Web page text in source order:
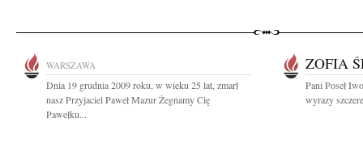
WARSZAWA
Dnia 19 grudnia 2009 roku, w wieku 25 lat, zmarł
nasz Przyjaciel Paweł Mazur Żegnamy Cię
Pawełku...
ZOFIA
Pani Poseł
wyrazy